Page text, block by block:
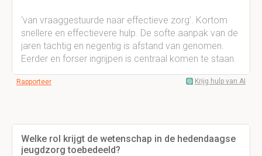
‘van vraaggestuurde naar effectieve zorg’. Kortom
snellere en effectievere hulp. De softe aanpak van de
jaren tachtig en negentig is afstand van genomen.
Eerder en forser ingrijpen is centraal komen te staan.
Rapporteer Krijg hulp van AI
Welke rol krijgt de wetenschap in de hedendaagse
jeugdzorg toebedeeld?